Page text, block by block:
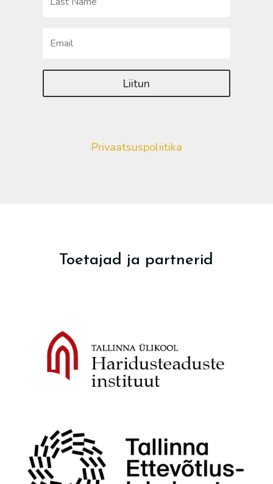
Liitun
Privaatsuspoliitika
Toetajad ja partnerid